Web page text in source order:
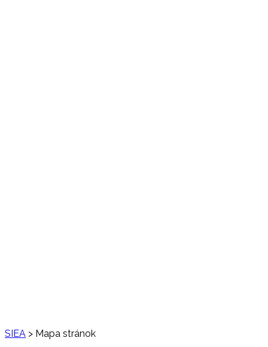
SIEA > Mapa stránok